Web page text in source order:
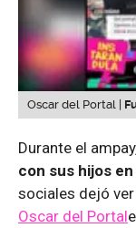
Oscar del Portal |
Durante el
con sus hijos
sociales dejó
Oscar del Portal